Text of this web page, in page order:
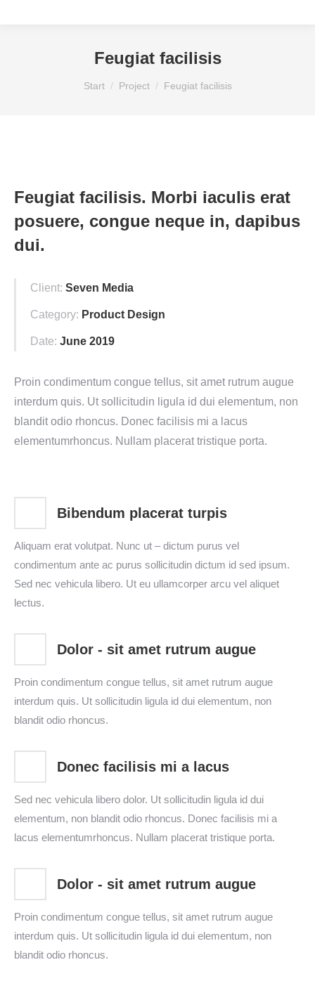
Feugiat facilisis
Sie befinden sich hier:
Start Project Feugiat facilisis
Feugiat facilisis. Morbi iaculis erat
posuere, congue neque in, dapibus
dui.
Client: Seven Media
Category: Product Design
Date: June 2019
Proin condimentum congue tellus, sit amet rutrum augue
interdum quis. Ut sollicitudin ligula id dui elementum, non
blandit odio rhoncus. Donec facilisis mi a lacus
elementumrhoncus. Nullam placerat tristique porta.
Bibendum placerat turpis
Aliquam erat volutpat. Nunc ut – dictum purus vel
condimentum ante ac purus sollicitudin dictum id sed ipsum.
Sed nec vehicula libero. Ut eu ullamcorper arcu vel aliquet
lectus.
Dolor - sit amet rutrum augue
Proin condimentum congue tellus, sit amet rutrum augue
interdum quis. Ut sollicitudin ligula id dui elementum, non
blandit odio rhoncus.
Donec facilisis mi a lacus
Sed nec vehicula libero dolor. Ut sollicitudin ligula id dui
elementum, non blandit odio rhoncus. Donec facilisis mi a
lacus elementumrhoncus. Nullam placerat tristique porta.
Dolor - sit amet rutrum augue
Proin condimentum congue tellus, sit amet rutrum augue
interdum quis. Ut sollicitudin ligula id dui elementum, non
blandit odio rhoncus.